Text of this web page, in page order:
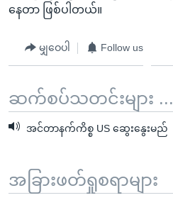
နေတာ ဖြစ်ပါတယ်။
မျှဝေပါ Follow us
ဆက်စပ်သတင်းများ ...
အင်တာနက်ကိစ္စ US ဆွေးနွေးမည်
အခြားဖတ်ရှုစရာများ